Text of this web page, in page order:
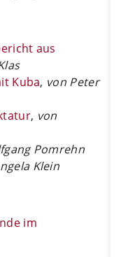
aus
Kuba, von Peter
, von
Pomrehn
Klein
im